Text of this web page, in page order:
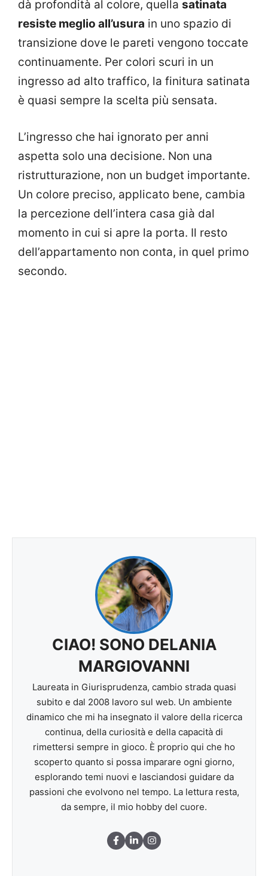
dà profondità al colore, quella satinata
resiste meglio all’usura in uno spazio di
transizione dove le pareti vengono toccate
continuamente. Per colori scuri in un
ingresso ad alto traffico, la finitura satinata
è quasi sempre la scelta più sensata.
L’ingresso che hai ignorato per anni
aspetta solo una decisione. Non una
ristrutturazione, non un budget importante.
Un colore preciso, applicato bene, cambia
la percezione dell’intera casa già dal
momento in cui si apre la porta. Il resto
dell’appartamento non conta, in quel primo
secondo.
CIAO! SONO DELANIA
MARGIOVANNI
Laureata in Giurisprudenza, cambio strada quasi
subito e dal 2008 lavoro sul web. Un ambiente
dinamico che mi ha insegnato il valore della ricerca
continua, della curiosità e della capacità di
rimettersi sempre in gioco. È proprio qui che ho
scoperto quanto si possa imparare ogni giorno,
esplorando temi nuovi e lasciandosi guidare da
passioni che evolvono nel tempo. La lettura resta,
da sempre, il mio hobby del cuore.